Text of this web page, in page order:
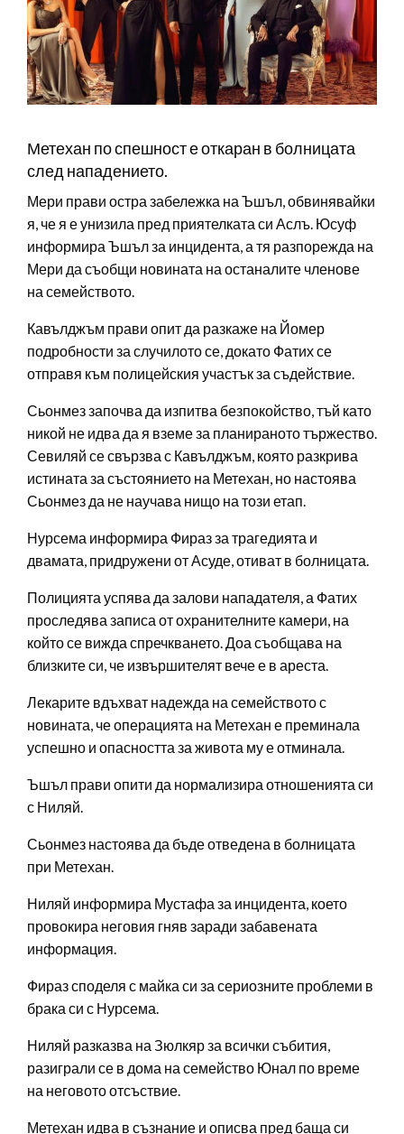
Метехан по спешност е откаран в болницата
след нападението.
Мери прави остра забележка на Ъшъл, обвинявайки
я, че я е унизила пред приятелката си Аслъ. Юсуф
информира Ъшъл за инцидента, а тя разпорежда на
Мери да съобщи новината на останалите членове
на семейството.
Кавълджъм прави опит да разкаже на Йомер
подробности за случилото се, докато Фатих се
отправя към полицейския участък за съдействие.
Сьонмез започва да изпитва безпокойство, тъй като
никой не идва да я вземе за планираното тържество.
Севиляй се свързва с Кавълджъм, която разкрива
истината за състоянието на Метехан, но настоява
Сьонмез да не научава нищо на този етап.
Нурсема информира Фираз за трагедията и
двамата, придружени от Асуде, отиват в болницата.
Полицията успява да залови нападателя, а Фатих
проследява записа от охранителните камери, на
който се вижда спречкването. Доа съобщава на
близките си, че извършителят вече е в ареста.
Лекарите вдъхват надежда на семейството с
новината, че операцията на Метехан е преминала
успешно и опасността за живота му е отминала.
Ъшъл прави опити да нормализира отношенията си
с Ниляй.
Сьонмез настоява да бъде отведена в болницата
при Метехан.
Ниляй информира Мустафа за инцидента, което
провокира неговия гняв заради забавената
информация.
Фираз споделя с майка си за сериозните проблеми в
брака си с Нурсема.
Ниляй разказва на Зюлкяр за всички събития,
разиграли се в дома на семейство Юнал по време
на неговото отсъствие.
Метехан идва в съзнание и описва пред баща си